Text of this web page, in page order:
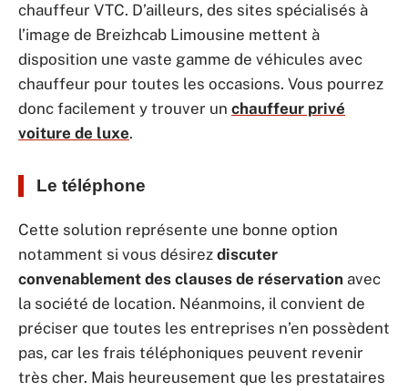
chauffeur VTC. D’ailleurs, des sites spécialisés à
l’image de Breizhcab Limousine mettent à
disposition une vaste gamme de véhicules avec
chauffeur pour toutes les occasions. Vous pourrez
donc facilement y trouver un chauffeur privé
voiture de luxe.
Le téléphone
Cette solution représente une bonne option
notamment si vous désirez discuter
convenablement des clauses de réservation avec
la société de location. Néanmoins, il convient de
préciser que toutes les entreprises n’en possèdent
pas, car les frais téléphoniques peuvent revenir
très cher. Mais heureusement que les prestataires